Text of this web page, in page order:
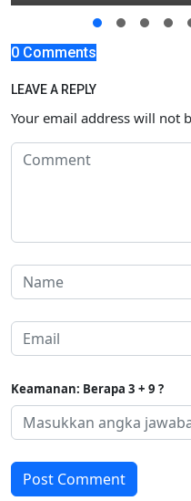
0 Comments
LEAVE A REPLY
Your email address will not
Keamanan: Berapa 3 + 9 ?
Post Comment